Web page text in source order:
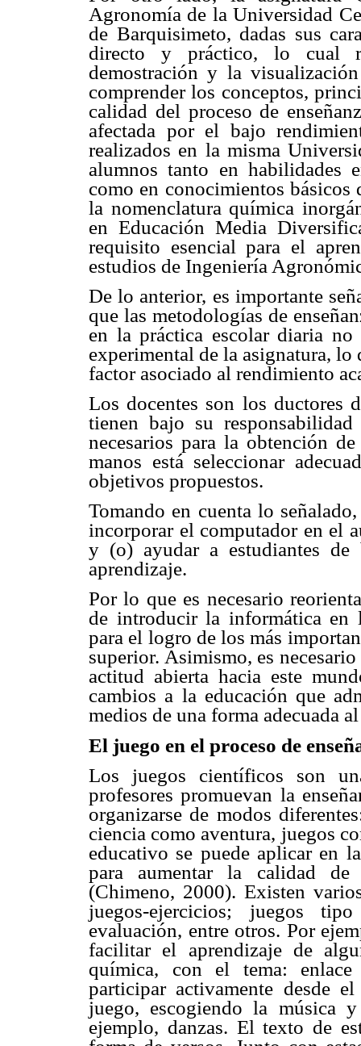
Agronomía de la Universidad
de Barquisimeto, dadas sus
directo y práctico, lo cual
demostración y la
comprender los conceptos,
calidad del proceso de
afectada por el bajo
realizados en la misma
alumnos tanto en habilidades
como en conocimientos
la nomenclatura química
en Educación Media
requisito esencial para el
estudios de Ingeniería
De lo anterior, es importante
que las metodologías de
en la práctica escolar diaria no
experimental de la asignatura, lo
factor asociado al rendimiento
Los docentes son los ductores
tienen bajo su
necesarios para la obtención
manos está seleccionar
objetivos propuestos.
Tomando en cuenta lo
incorporar el computador en el
y (o) ayudar a estudiantes
aprendizaje.
Por lo que es necesario
de introducir la informática en
para el logro de los más
superior. Asimismo, es
actitud abierta hacia este
cambios a la educación que
medios de una forma adecuada
El juego en el proceso de
Los juegos científicos son
profesores promuevan la
organizarse de modos
ciencia como aventura, juegos
educativo se puede aplicar en
para aumentar la calidad de
(Chimeno, 2000). Existen
juegos-ejercicios; juegos
evaluación, entre otros. Por
facilitar el aprendizaje de
química, con el tema:
participar activamente desde
juego, escogiendo la música
ejemplo, danzas. El texto de